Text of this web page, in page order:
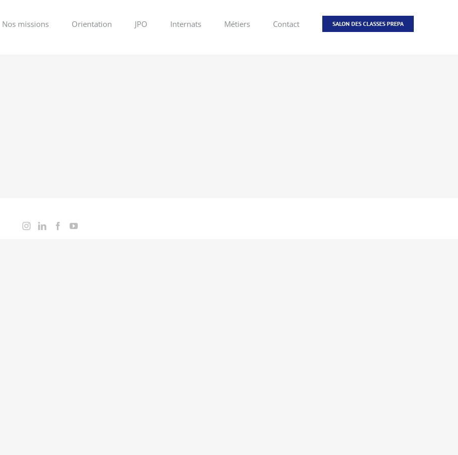
Nos missions Orientation JPO Internats Métiers Contact SALON DES CLASSES PREPA